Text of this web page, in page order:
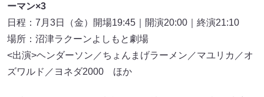
ーマン×3
日程：7月3日（金）開場19:45｜開演20:00｜終演21:10
場所：沼津ラクーンよしもと劇場
<出演>ヘンダーソン／ちょんまげラーメン／マユリカ／オ
ズワルド／ヨネダ2000 ほか